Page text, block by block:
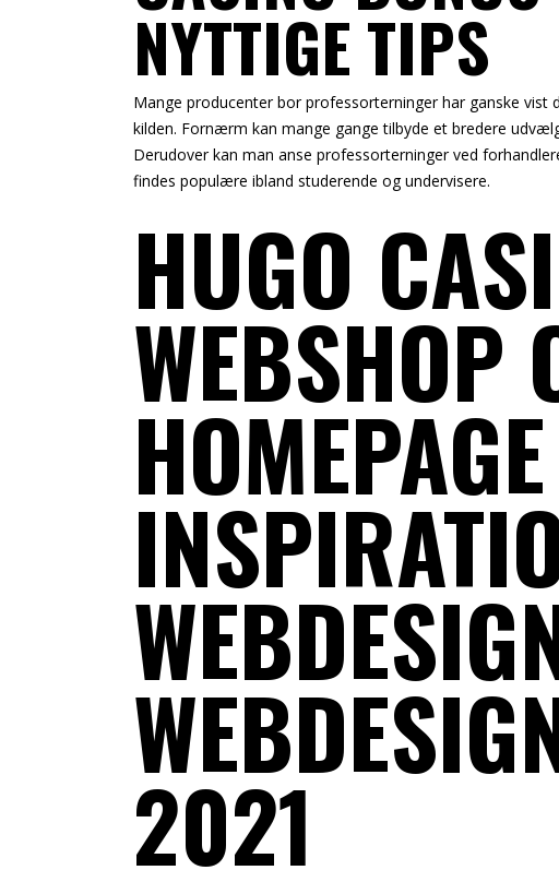
NYTTIGE TIPS
Mange producenter bor professorterninger har ganske vist
kilden. Fornærm kan mange gange tilbyde et bredere
Derudover kan man anse professorterninger ved
findes populære ibland studerende og undervisere.
HUGO
WEBSHOP
HOMEPAGE
2021